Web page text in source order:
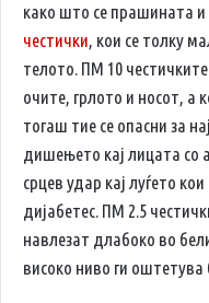
како што се прашината
честички, кои се толку
телото. ПМ 10
очите, грлото и носот, а
тогаш тие се опасни за
дишењето кај лицата со
срцев удар кај луѓето
дијабетес. ПМ 2.5
навлезат длабоко во
високо ниво ги